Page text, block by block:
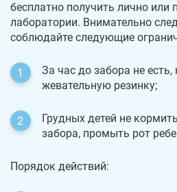
бесплатно получить лично или
лаборатории. Внимательно
соблюдайте следующие
За час до забора не
жевательную резинку;
Грудных детей не
забора, промыть рот
Порядок действий: